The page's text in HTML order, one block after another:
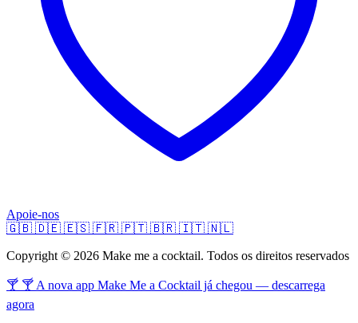
Apoie-nos
🇬🇧 🇩🇪 🇪🇸 🇫🇷 🇵🇹 🇧🇷 🇮🇹 🇳🇱
Copyright © 2026 Make me a cocktail. Todos os direitos reservados
🍸 🍸 A nova app Make Me a Cocktail já chegou — descarrega
agora